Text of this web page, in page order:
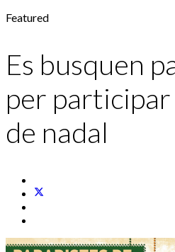
Featured
Es busquen
per
de nadal